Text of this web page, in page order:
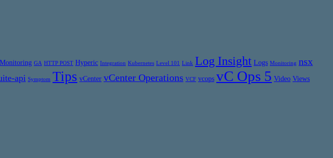
GA HTTP POST Hyperic Integration Kubernetes Level 101 Link Log Insight Logs Monitoring nsx
api Symptom Tips vCenter vCenter Operations VCF vcops vC Ops 5 Video Views